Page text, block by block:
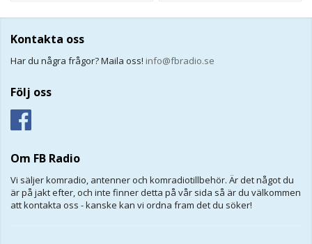
Kontakta oss
Har du några frågor? Maila oss! info@fbradio.se
Följ oss
Om FB Radio
Vi säljer komradio, antenner och komradiotillbehör. Är det något du
är på jakt efter, och inte finner detta på vår sida så är du välkommen
att kontakta oss - kanske kan vi ordna fram det du söker!